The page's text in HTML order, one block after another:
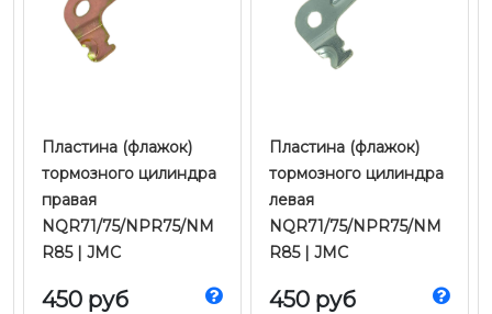
Пластина (флажок)
тормозного цилиндра
правая
NQR71/75/NPR75/NM
R85 | JMC
450 руб
Пластина (флажок)
тормозного цилиндра
левая
NQR71/75/NPR75/NM
R85 | JMC
450 руб